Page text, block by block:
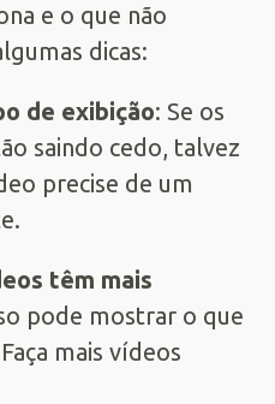
e o que não
dicas:
de exibição: Se os
saindo cedo, talvez
precise de um
têm mais
pode mostrar o que
mais vídeos